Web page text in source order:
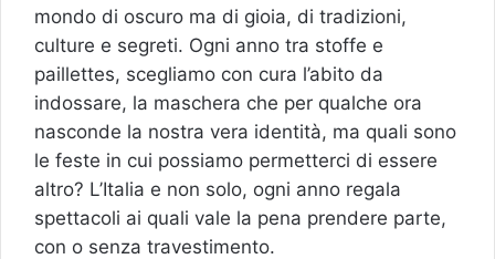
mondo di oscuro ma di gioia, di tradizioni,
culture e segreti. Ogni anno tra stoffe e
paillettes, scegliamo con cura l’abito da
indossare, la maschera che per qualche ora
nasconde la nostra vera identità, ma quali sono
le feste in cui possiamo permetterci di essere
altro? L’Italia e non solo, ogni anno regala
spettacoli ai quali vale la pena prendere parte,
con o senza travestimento.